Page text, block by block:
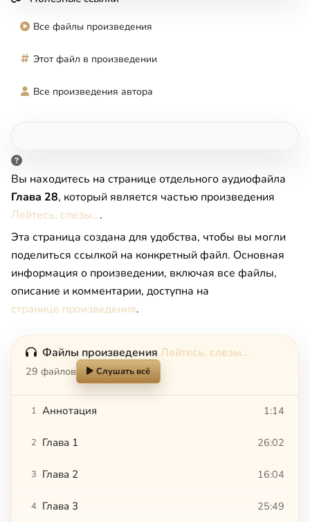
Все файлы произведения
Этот файл в произведении
Все произведения автора
Вы находитесь на странице отдельного аудиофайла
Глава 28, который является частью произведения
Лейтесь, слезы….
Эта страница создана для удобства, чтобы вы могли
поделиться ссылкой на конкретный файл. Основная
информация о произведении, включая все файлы,
описание и комментарии, доступна на
странице произведения.
Файлы произведения Лейтесь, слезы…
29 файлов Слушать всё
1 Аннотация 1:14
2 Глава 1 26:02
3 Глава 2 16:04
4 Глава 3 25:49